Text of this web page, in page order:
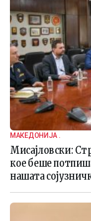
МАКЕДОНИЈА .
Мисајловски:
кое беше
нашата